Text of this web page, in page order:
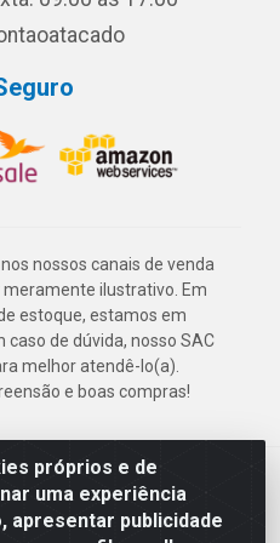
próprios e de
uma experiência
apresentar publicidade
nossos canais de venda
ilustrativo. Em
estoque, estamos em
de dúvida, nosso SAC
melhor atendê-lo(a).
e boas compras!
Mascarenhas de Morais, 2471 -
001 - CNPJ 24.150.377/0003-
57